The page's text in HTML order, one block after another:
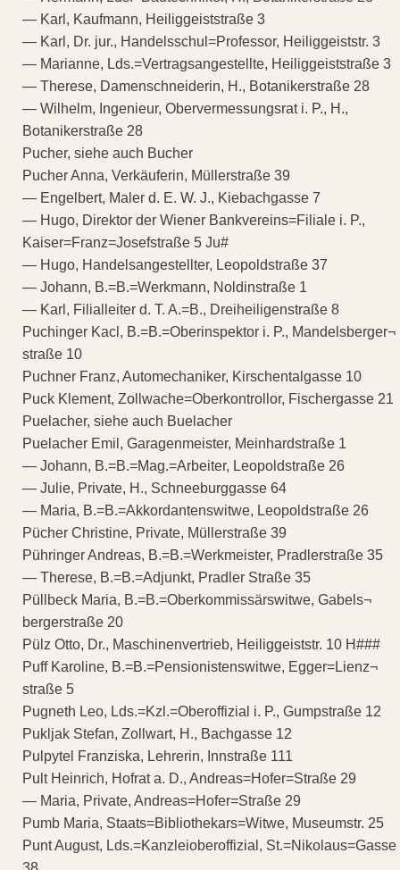
— Karl, Kaufmann, Heiliggeiststraße 3
— Karl, Dr. jur., Handelsschul=Professor, Heiliggeiststr. 3
— Marianne, Lds.=Vertragsangestellte, Heiliggeiststraße 3
— Therese, Damenschneiderin, H., Botanikerstraße 28
— Wilhelm, Ingenieur, Obervermessungsrat i. P., H.,
Botanikerstraße 28
Pucher, siehe auch Bucher
Pucher Anna, Verkäuferin, Müllerstraße 39
— Engelbert, Maler d. E. W. J., Kiebachgasse 7
— Hugo, Direktor der Wiener Bankvereins=Filiale i. P.,
Kaiser=Franz=Josefstraße 5 Ju#
— Hugo, Handelsangestellter, Leopoldstraße 37
— Johann, B.=B.=Werkmann, Noldinstraße 1
— Karl, Filialleiter d. T. A.=B., Dreiheiligenstraße 8
Puchinger Kacl, B.=B.=Oberinspektor i. P., Mandelsberger¬
straße 10
Puchner Franz, Automechaniker, Kirschentalgasse 10
Puck Klement, Zollwache=Oberkontrollor, Fischergasse 21
Puelacher, siehe auch Buelacher
Puelacher Emil, Garagenmeister, Meinhardstraße 1
— Johann, B.=B.=Mag.=Arbeiter, Leopoldstraße 26
— Julie, Private, H., Schneeburggasse 64
— Maria, B.=B.=Akkordantenswitwe, Leopoldstraße 26
Pücher Christine, Private, Müllerstraße 39
Pühringer Andreas, B.=B.=Werkmeister, Pradlerstraße 35
— Therese, B.=B.=Adjunkt, Pradler Straße 35
Püllbeck Maria, B.=B.=Oberkommissärswitwe, Gabels¬
bergerstraße 20
Pülz Otto, Dr., Maschinenvertrieb, Heiliggeiststr. 10 H###
Puff Karoline, B.=B.=Pensionistenswitwe, Egger=Lienz¬
straße 5
Pugneth Leo, Lds.=Kzl.=Oberoffizial i. P., Gumpstraße 12
Pukljak Stefan, Zollwart, H., Bachgasse 12
Pulpytel Franziska, Lehrerin, Innstraße 111
Pult Heinrich, Hofrat a. D., Andreas=Hofer=Straße 29
— Maria, Private, Andreas=Hofer=Straße 29
Pumb Maria, Staats=Bibliothekars=Witwe, Museumstr. 25
Punt August, Lds.=Kanzleioberoffizial, St.=Nikolaus=Gasse